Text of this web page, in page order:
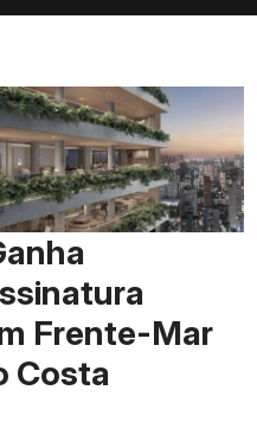
Frente-Mar
Costa